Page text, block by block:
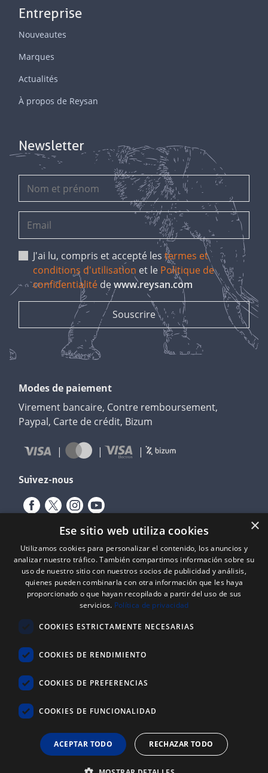
Entreprise
Nouveautes
Marques
Actualités
À propos de Reysan
Newsletter
J'ai lu, compris et accepté lestermes et
conditions d'utilisation et le Politique de
confidentialité dewww.reysan.com
Modes de paiement
Virement bancaire, Contre remboursement,
Paypal, Carte de crédit, Bizum
Suivez-nous
Expediente nº: 06/18/SO/0026
Proyecto financiado por el Fondo Europeo de Desarrollo Regional
(FEDER) de la Unión Europea y la Junta de Castilla y León, a través del
Instituto para la Competitividad Empresarial de Castilla y León
(ICECYL), con el objetivo de desarrollar la economía digital.
ATLANTIC
603 721 702
×
Ese sitio web utiliza cookies
Utilizamos cookies para personalizar el contenido, los anuncios y
analizar nuestro tráfico. También compartimos información sobre su
uso de nuestro sitio con nuestros socios de publicidad y análisis,
quienes pueden combinarla con otra información que les haya
proporcionado o que hayan recopilado a partir del uso de sus
servicios. Política de privacidad
COOKIES ESTRICTAMENTE NECESARIAS
COOKIES DE RENDIMIENTO
COOKIES DE PREFERENCIAS
COOKIES DE FUNCIONALIDAD
ACEPTAR TODO RECHAZAR TODO